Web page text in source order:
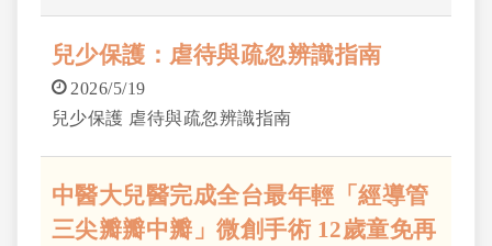
兒少保護：虐待與疏忽辨識指南
2026/5/19
兒少保護 虐待與疏忽辨識指南
中醫大兒醫完成全台最年輕「經導管
三尖瓣瓣中瓣」微創手術 12歲童免再